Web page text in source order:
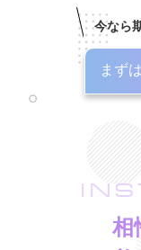
今なら
まず
相